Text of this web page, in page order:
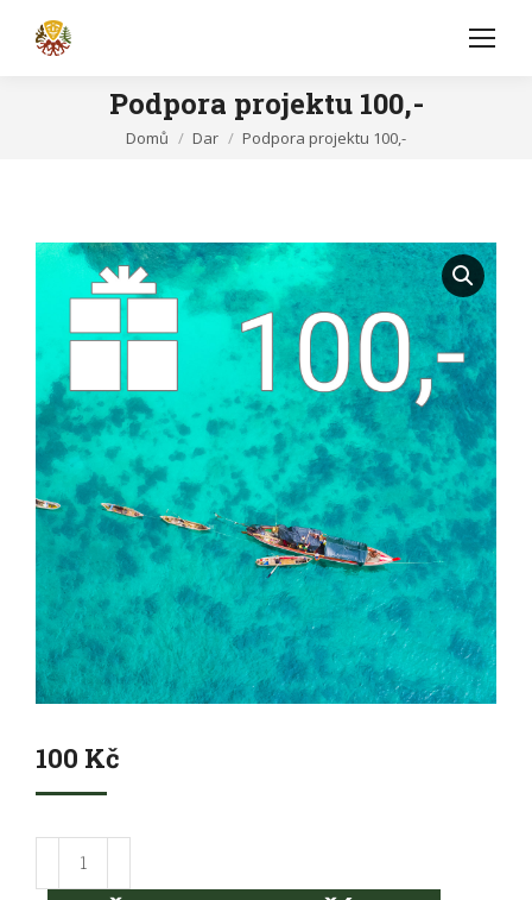
Podpora projektu 100,-
You are here:
Domů Dar Podpora projektu 100,-
100 Kč
Podpora
projektu